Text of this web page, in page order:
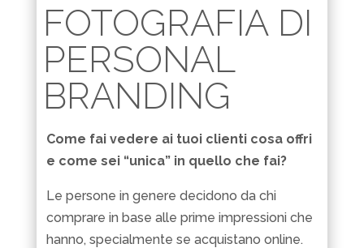
FOTOGRAFIA DI
PERSONAL
BRANDING
Come fai vedere ai tuoi clienti cosa offri
e come sei “unica” in quello che fai?
Le persone in genere decidono da chi
comprare in base alle prime impressioni che
hanno, specialmente se acquistano online.